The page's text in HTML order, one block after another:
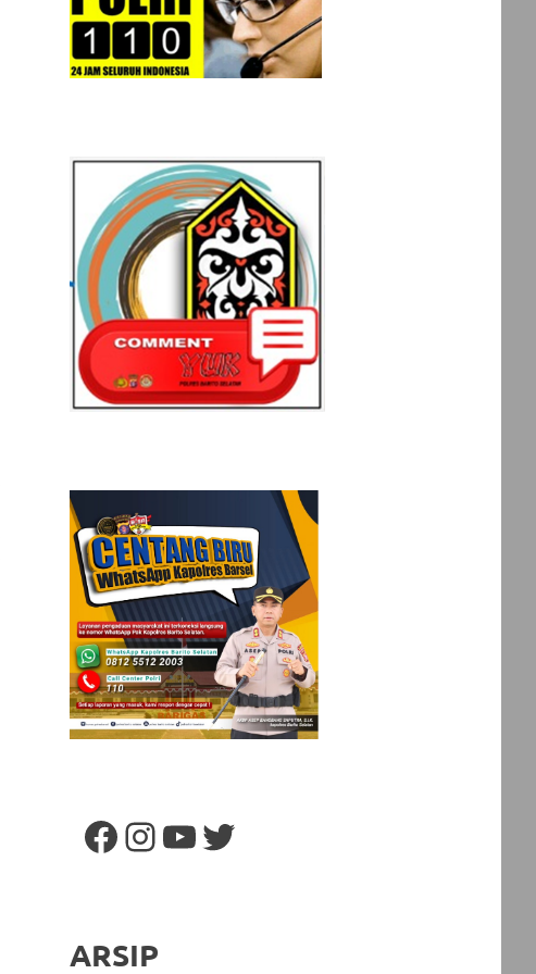
Facebook
Instagram
YouTube
Twitter
ARSIP